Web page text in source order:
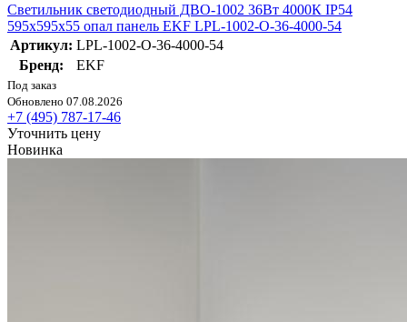
Светильник светодиодный ДВО-1002 36Вт 4000К IP54
595х595х55 опал панель EKF LPL-1002-O-36-4000-54
Артикул: LPL-1002-O-36-4000-54
Бренд:
EKF
Под заказ
Обновлено 07.08.2026
+7 (495) 787-17-46
Уточнить цену
Новинка